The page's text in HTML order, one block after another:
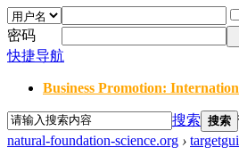
密码
快捷导航
Business Promotion:
搜索 搜索
natural-foundation-science.org ›